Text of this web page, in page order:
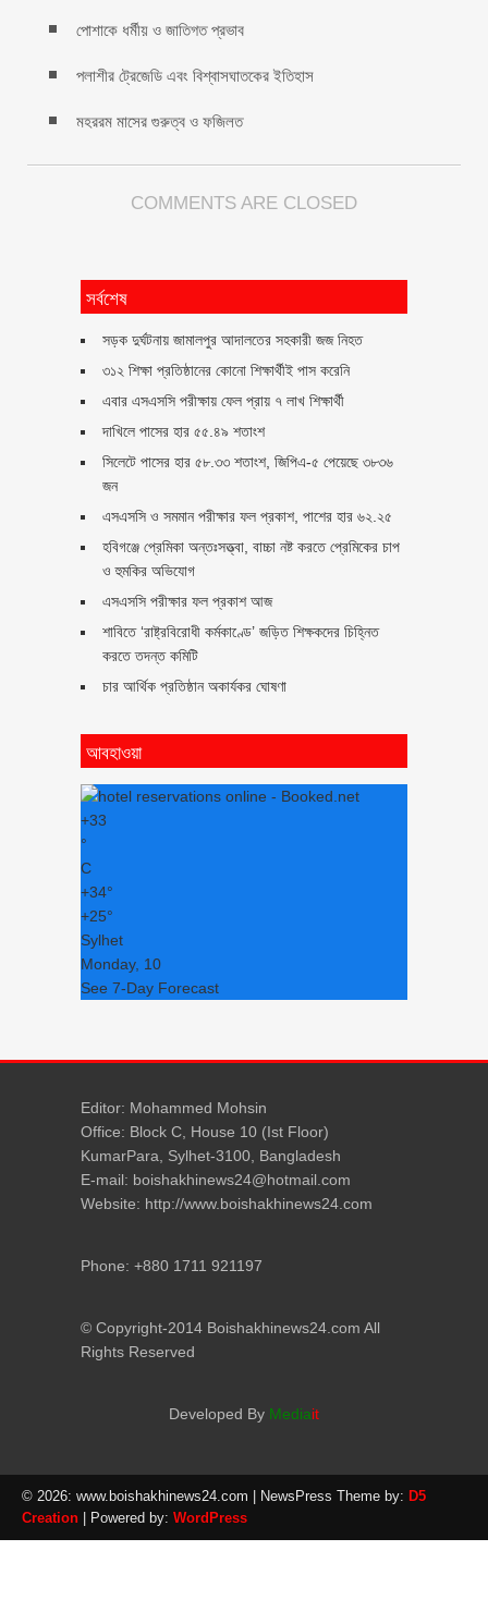
পোশাকে ধর্মীয় ও জাতিগত প্রভাব
পলাশীর ট্রেজেডি এবং বিশ্বাসঘাতকের ইতিহাস
মহররম মাসের গুরুত্ব ও ফজিলত
COMMENTS ARE CLOSED
সর্বশেষ
সড়ক দুর্ঘটনায় জামালপুর আদালতের সহকারী জজ নিহত
৩১২ শিক্ষা প্রতিষ্ঠানের কোনো শিক্ষার্থীই পাস করেনি
এবার এসএসসি পরীক্ষায় ফেল প্রায় ৭ লাখ শিক্ষার্থী
দাখিলে পাসের হার ৫৫.৪৯ শতাংশ
সিলেটে পাসের হার ৫৮.৩৩ শতাংশ, জিপিএ-৫ পেয়েছে ৩৮৩৬
জন
এসএসসি ও সমমান পরীক্ষার ফল প্রকাশ, পাশের হার ৬২.২৫
হবিগঞ্জে প্রেমিকা অন্তঃসত্ত্বা, বাচ্চা নষ্ট করতে প্রেমিকের চাপ
ও হুমকির অভিযোগ
এসএসসি পরীক্ষার ফল প্রকাশ আজ
শাবিতে ‘রাষ্ট্রবিরোধী কর্মকাণ্ডে’ জড়িত শিক্ষকদের চিহ্নিত
করতে তদন্ত কমিটি
চার আর্থিক প্রতিষ্ঠান অকার্যকর ঘোষণা
আবহাওয়া
+33
°
C
+34°
+25°
Sylhet
Monday, 10
See 7-Day Forecast
Editor: Mohammed Mohsin
Office: Block C, House 10 (Ist Floor)
KumarPara, Sylhet-3100, Bangladesh
E-mail: boishakhinews24@hotmail.com
Website: http://www.boishakhinews24.com
Phone: +880 1711 921197
© Copyright-2014 Boishakhinews24.com All
Rights Reserved
Developed By Mediait
© 2026: www.boishakhinews24.com | NewsPress Theme by: D5
Creation | Powered by: WordPress